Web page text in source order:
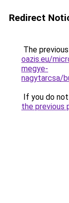
Redirect
The
oazis.eu/
megye-
nagytarcsa/
If you do
the previous